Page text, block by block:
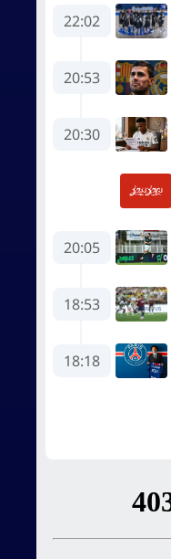
22:02
20:53
20:30
20:05
18:53
18:18